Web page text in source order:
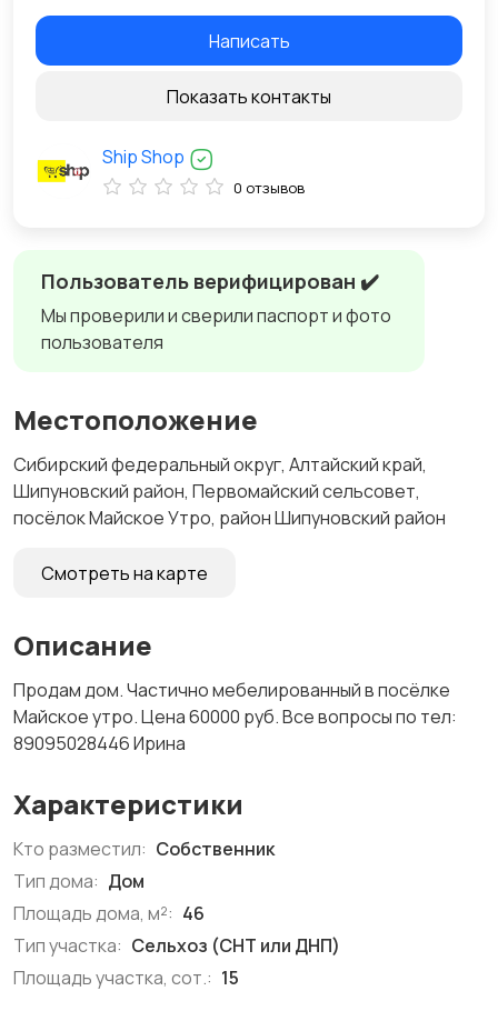
Пользователь верифицирован ✔️
Мы проверили и сверили паспорт и фото
пользователя
Местоположение
Сибирский федеральный округ, Алтайский край,
Шипуновский район, Первомайский сельсовет,
посёлок Майское Утро, район Шипуновский район
Смотреть на карте
Описание
Продам дом. Частично мебелированный в посёлке
Майское утро. Цена 60000 руб. Все вопросы по тел:
89095028446 Ирина
Характеристики
Кто разместил: Собственник
Тип дома: Дом
Площадь дома, м²: 46
Тип участка: Сельхоз (СНТ или ДНП)
Площадь участка, сот.: 15
Написать
Показать контакты
Ship Shop
0 отзывов